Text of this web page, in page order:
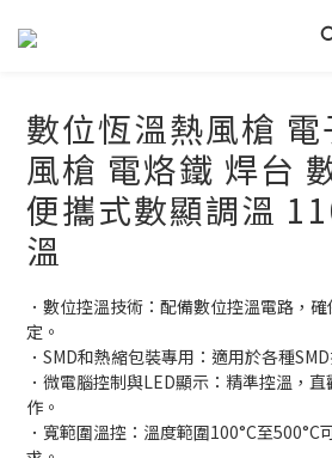
數位恆溫熱風槍
風槍 電烙鐵 焊台
便攜式數顯調溫
溫
．數位控溫技術：配備數位控溫電路，
定。
．SMD和熱縮包裝專用：適用於各種
．微電腦控制與LED顯示：精準控溫，
作。
．寬範圍溫控：溫度範圍100°C至